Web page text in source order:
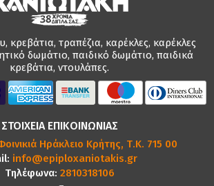
κρεβάτια, τραπέζια, καρέκλες, καρέκλες
δωμάτιο, παιδικό δωμάτιο, παιδικά
κρεβάτια, ντουλάπες.
ΣΤΟΙΧΕΙΑ ΕΠΙΚΟΙΝΩΝΙΑΣ
Ηράκλειο Κρήτης, Τ.Κ. 715 00
info@epiploxaniotakis.gr
Τηλέφωνα: 2810318106